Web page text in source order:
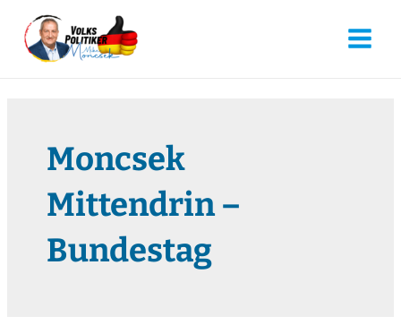
Moncsek
Mittendrin –
Bundestag